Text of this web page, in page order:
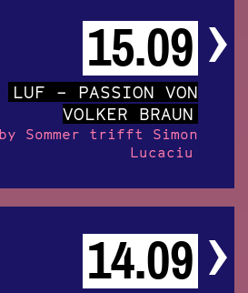
15.09
LUF – PASSION VON
VOLKER BRAUN
Sommer trifft Simon
Lucaciu
14.09